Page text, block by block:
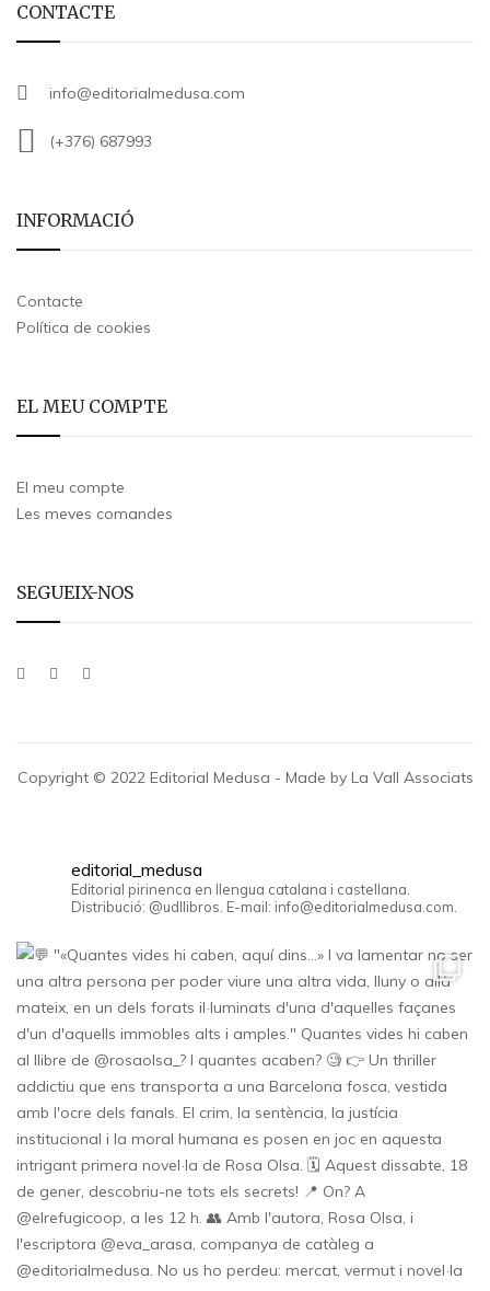
CONTACTE
info@editorialmedusa.com
(+376) 687993
INFORMACIÓ
Contacte
Política de cookies
EL MEU COMPTE
El meu compte
Les meves comandes
SEGUEIX-NOS
Copyright © 2022 Editorial Medusa - Made by La Vall Associats
editorial_medusa
Editorial pirinenca en llengua catalana i castellana.
Distribució: @udllibros. E-mail: info@editorialmedusa.com.